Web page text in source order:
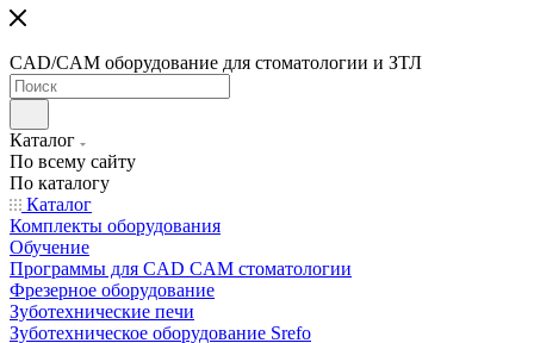
CAD/CAM оборудование для стоматологии и ЗТЛ
Каталог
По всему сайту
По каталогу
Каталог
Комплекты оборудования
Обучение
Программы для CAD CAM стоматологии
Фрезерное оборудование
Зуботехнические печи
Зуботехническое оборудование Srefo